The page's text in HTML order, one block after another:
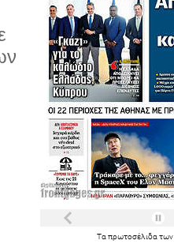
Τα πρωτοσέλιδα των